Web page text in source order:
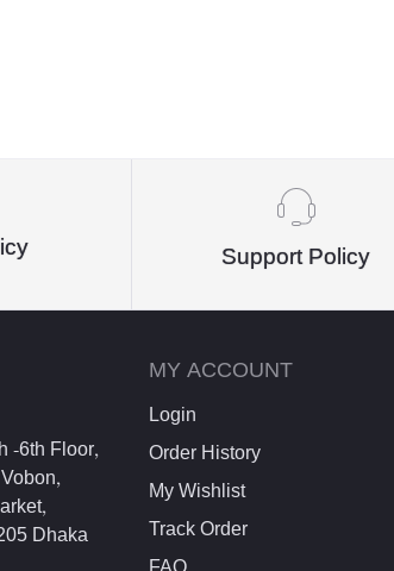
Support Policy
-6th Floor,
Dhaka
MY ACCOUNT
Login
Order History
My Wishlist
Track Order